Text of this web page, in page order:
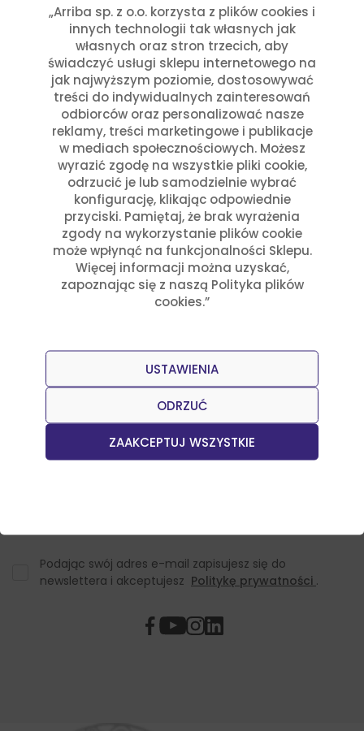
„Arriba sp. z o.o. korzysta z plików cookies i
innych technologii tak własnych jak
własnych oraz stron trzecich, aby
świadczyć usługi sklepu internetowego na
jak najwyższym poziomie, dostosowywać
treści do indywidualnych zainteresowań
odbiorców oraz personalizować nasze
reklamy, treści marketingowe i publikacje
w mediach społecznościowych. Możesz
wyrazić zgodę na wszystkie pliki cookie,
odrzucić je lub samodzielnie wybrać
konfigurację, klikając odpowiednie
przyciski. Pamiętaj, że brak wyrażenia
zgody na wykorzystanie plików cookie
może wpłynąć na funkcjonalności Sklepu.
Więcej informacji można uzyskać,
zapoznając się z naszą Polityka plików
cookies.”
ZAAKCEPTUJ WSZYSTKIE
ODRZUĆ
USTAWIENIA
czerwiec 2025
marzec 2025
styczeń 2025
Kategorie
Aktualności w Arribie(7)
Aktualności z Meksyku(7)
Ciekawostki Turystyczne(4)
Kultura i Historia Meksyku(10)
Potrawy i Gastronomia(11)
Święta Meksykańskie(7)
Święta w Polsce i Meksyku(3)
Dołącz do naszego Newslettera
Otrzymuj informacje o nowościach w sklepie oraz
Podając swój adres e-mail zapisujesz się do
newslettera i akceptujesz Politykę prywatności .